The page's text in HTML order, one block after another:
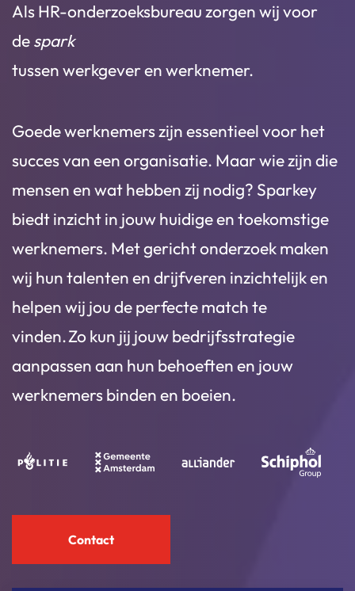
Als HR-onderzoeksbureau zorgen wij voor
despark
tussen werkgever en werknemer.
Goede werknemers zijn essentieel voor het
succes van een organisatie. Maar wie zijn die
mensen en wat hebben zij nodig? Sparkey
biedt inzicht in jouw huidige en toekomstige
werknemers. Met gericht onderzoek maken
wij hun talenten en drijfveren inzichtelijk en
helpen wij jou de perfecte match te
vinden. Zo kun jij jouw bedrijfsstrategie
aanpassen aan hun behoeften en jouw
werknemers binden en boeien.
Contact